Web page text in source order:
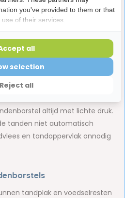
onnodig veel druk op het
uit te oefenen.
hebben iets stevigere
geschikt zijn voor mensen die
prettig vinden.
altijd met lichte druk.
tanden niet automatisch
en tandoppervlak onnodig
tandplak en voedselresten
you've provided to them or that
of their services.
Reject all
selection
all